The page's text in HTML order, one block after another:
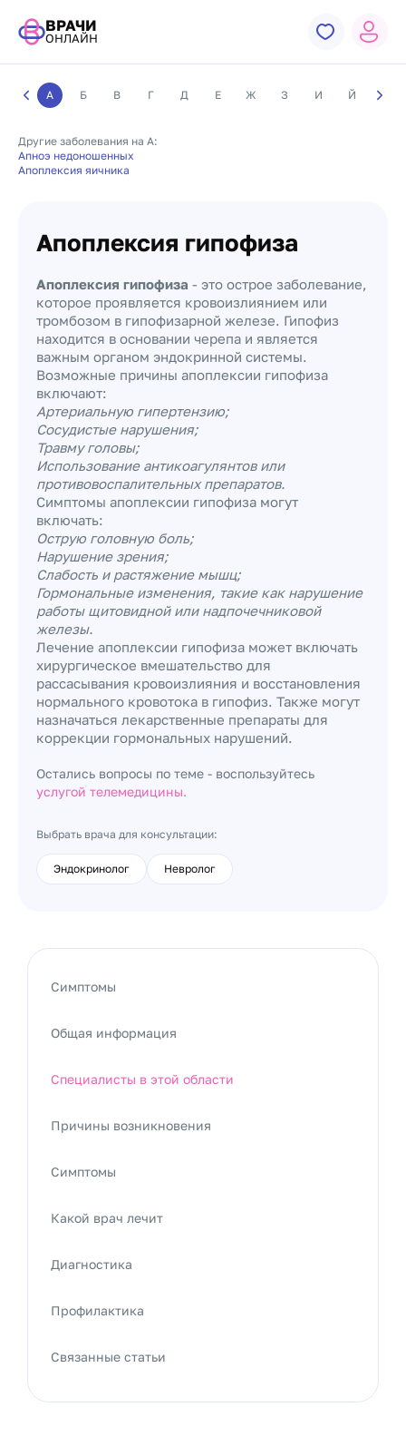
ВРАЧИ
ОНЛАЙН
А Б В Г Д Е Ж З И Й К
Другие заболевания на А:
Апноэ недоношенных
Апоплексия яичника
Апоплексия гипофиза
Апоплексия гипофиза - это острое заболевание,
которое проявляется кровоизлиянием или
тромбозом в гипофизарной железе. Гипофиз
находится в основании черепа и является
важным органом эндокринной системы.
Возможные причины апоплексии гипофиза
включают:
Артериальную гипертензию;
Сосудистые нарушения;
Травму головы;
Использование антикоагулянтов или
противовоспалительных препаратов.
Симптомы апоплексии гипофиза могут
включать:
Острую головную боль;
Нарушение зрения;
Слабость и растяжение мышц;
Гормональные изменения, такие как нарушение
работы щитовидной или надпочечниковой
железы.
Лечение апоплексии гипофиза может включать
хирургическое вмешательство для
рассасывания кровоизлияния и восстановления
нормального кровотока в гипофиз. Также могут
назначаться лекарственные препараты для
коррекции гормональных нарушений.
Остались вопросы по теме - воспользуйтесь
услугой телемедицины.
Выбрать врача для консультации:
Эндокринолог Невролог
Симптомы
Общая информация
Специалисты в этой области
Причины возникновения
Симптомы
Какой врач лечит
Диагностика
Профилактика
Связанные статьи